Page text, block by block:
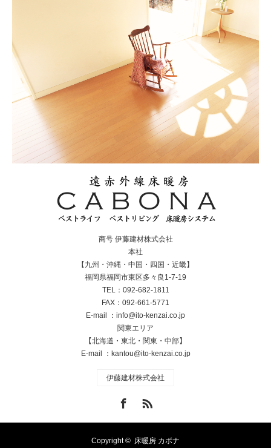
商号 伊藤建材株式会社
本社
【九州・沖縄・中国・四国・近畿】
福岡県福岡市東区多々良1-7-19
TEL：092-682-1811
FAX：092-661-5771
E-mail ：info@ito-kenzai.co.jp
関東エリア
【北海道・東北・関東・中部】
E-mail ：kantou@ito-kenzai.co.jp
伊藤建材株式会社
Copyright © 床暖房 カボナ